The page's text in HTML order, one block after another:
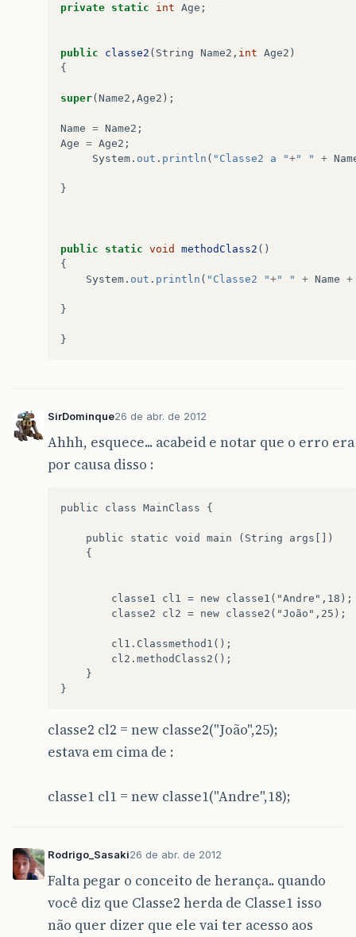
private static int Age ;
public classe2 ( String Name2 , int Age2 )
{
super( Name2 , Age2 );
Name = Name2 ;
Age = Age2 ;
System . out . println ( "Classe2 a "+" " +
}
public static void methodClass2 ()
{
System . out . println ( "Classe2 "+" " + Name +
}
}
SirDominque26 de abr. de 2012
Ahhh, esquece... acabeid e notar que o erro era
por causa disso :
public class MainClass {
    public static void main (String args[])
    {
        classe1 cl1 = new classe1("Andre",18);
        classe2 cl2 = new classe2("João",25);
        cl1.Classmethod1();
        cl2.methodClass2();
    }
classe2 cl2 = new classe2("João",25);
estava em cima de :
classe1 cl1 = new classe1("Andre",18);
Rodrigo_Sasaki26 de abr. de 2012
Falta pegar o conceito de herança.. quando
você diz que Classe2 herda de Classe1 isso
não quer dizer que ele vai ter acesso aos